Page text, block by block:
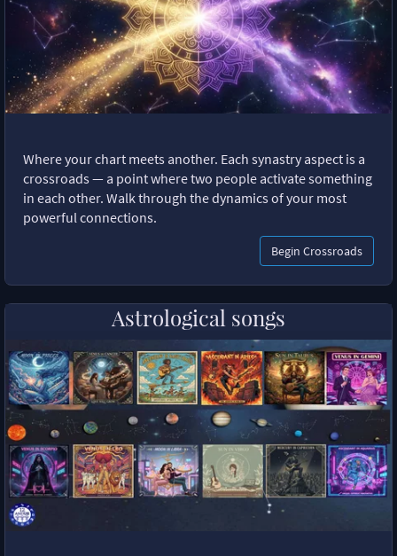
Where your chart meets another. Each synastry aspect is a
crossroads — a point where two people activate something
in each other. Walk through the dynamics of your most
powerful connections.
Begin Crossroads
Astrological songs